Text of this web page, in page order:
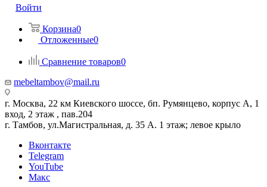
Войти
Корзина0
Отложенные0
Сравнение товаров0
mebeltambov@mail.ru
г. Москва, 22 км Киевского шоссе, бп. Румянцево, корпус А, 1
вход, 2 этаж , пав.204
г. Тамбов, ул.Магистральная, д. 35 А. 1 этаж; левое крыло
Вконтакте
Telegram
YouTube
Макс